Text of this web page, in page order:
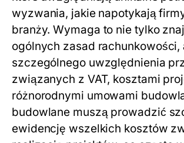
wyzwania, jakie napotykają
branży. Wymaga to nie tylko
ogólnych zasad rachunkowości,
szczególnego uwzględnienia
związanych z VAT, kosztami
różnorodnymi umowami
budowlane muszą prowadzić
ewidencję wszelkich kosztów